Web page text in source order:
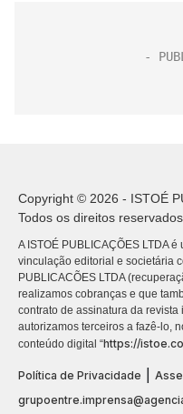
Copyright © 2026 - ISTOÉ
Todos os direitos reservados.
A ISTOÉ PUBLICAÇÕES LTDA
vinculação editorial e societária
PUBLICACÕES LTDA
realizamos cobranças e que
contrato de assinatura da
autorizamos terceiros a fazê-lo,
conteúdo digital “https://
Política de Privacidade